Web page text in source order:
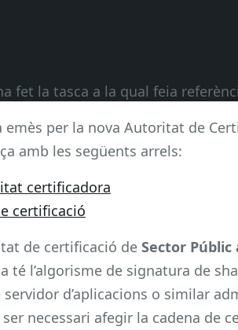
fet la tasca a la qual feia
emès per la nova Autoritat de
amb les següents arrels:
certificadora
certificació
de certificació de Sector Públic
l’algorisme de signatura de
d’aplicacions o similar
necessari afegir la cadena de